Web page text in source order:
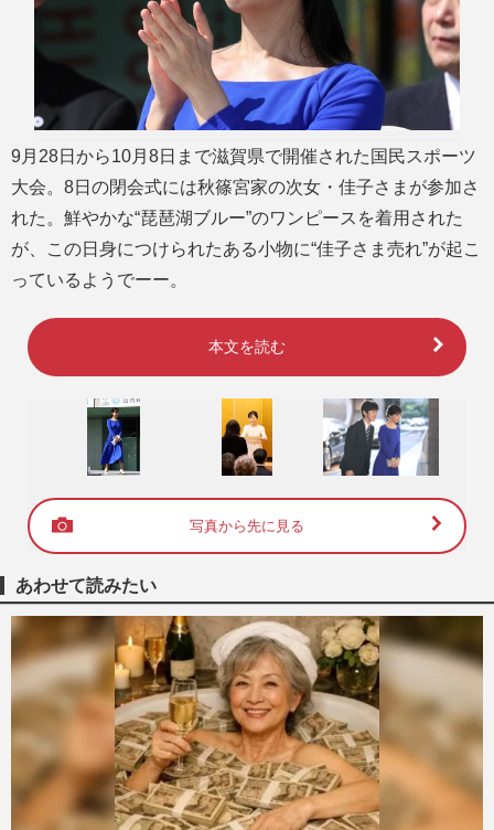
9月28日から10月8日まで滋賀県で開催された国民スポーツ
大会。8日の閉会式には秋篠宮家の次女・佳子さまが参加さ
れた。鮮やかな“琵琶湖ブルー”のワンピースを着用された
が、この日身につけられたある小物に“佳子さま売れ”が起こ
っているようでーー。
本文を読む
写真から先に見る
あわせて読みたい